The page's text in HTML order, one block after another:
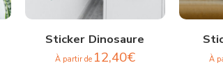
Sticker Dinosaure
À partir de 12,40€ À